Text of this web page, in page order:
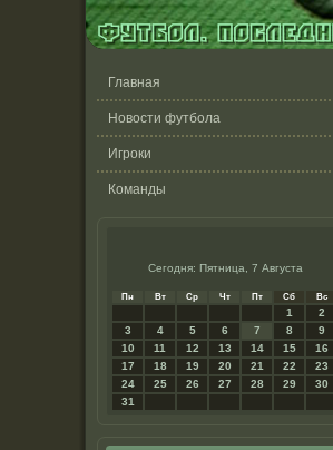
Главная
Новости футбола
Игроки
Команды
Сегодня: Пятница, 7 Августа
Пн Вт Ср Чт Пт Сб Вс
1
2
3
4 5 6 7 8
9
10
11 12 13 14 15
16
17
18 19 20 21 22
23
24
25 26 27 28 29
30
31